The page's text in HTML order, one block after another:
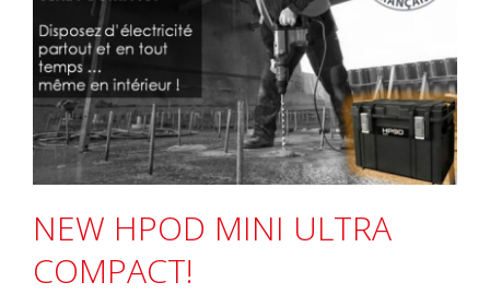
NEW HPOD MINI ULTRA
COMPACT!